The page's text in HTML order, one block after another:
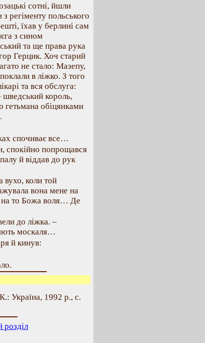
сотні, йшли
регіменту польського
їхав у берлині сам
з сином
та ще права рука
Герцик. Хоч старий
не стало: Мазепу,
в ліжко. З того
та вся обслуга:
шведський король,
гетьмана обіцянками
спочиває все…
спокійно попрощався
й віддав до рук
вухо, коли той
вона мене на
на то Божа воля… Де
до ліжка. –
москаля…
й кинув:
Україна, 1992 р., с.
розділ